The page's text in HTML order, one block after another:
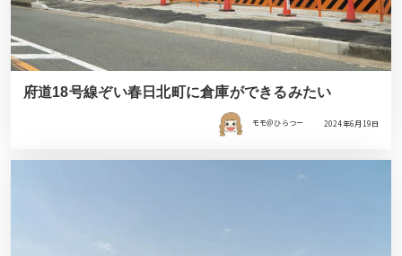
府道18号線ぞい春日北町に倉庫ができるみたい
モモ＠ひらつー 2024年6月19日